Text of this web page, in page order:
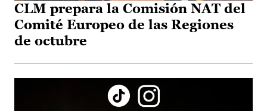
CLM prepara la Comisión NAT del
Comité Europeo de las Regiones
de octubre